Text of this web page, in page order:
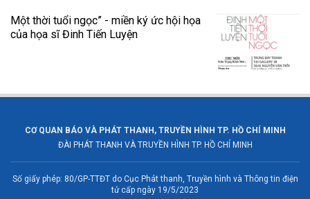
Một thời tuổi ngọc” - miền ký ức hội họa
của họa sĩ Đinh Tiến Luyện
CƠ QUAN BÁO VÀ PHÁT THANH, TRUYỀN HÌNH TP. HỒ CHÍ MINH
ĐÀI PHÁT THANH VÀ TRUYỀN HÌNH TP. HỒ CHÍ MINH
Số giấy phép: 80/GP-TTĐT do Cục Phát thanh, Truyền hình và Thông tin điện
tử cấp ngày 19/5/2023